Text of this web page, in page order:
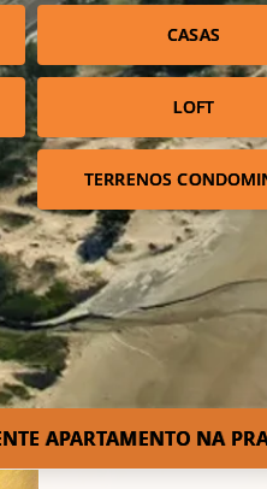
CASAS
LOFT
TERRENOS
APARTAMENTO NA